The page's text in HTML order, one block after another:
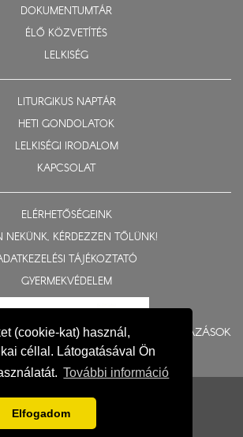
(cookie-kat) használ,
céllal. Látogatásával Ön
További információ
Elfogadom
DOKUMENTUMTÁR
ÉLŐ KÖZVETÍTÉS
LELKISÉG
LITURGIKUS NAPTÁR
HETI GONDOLATOK
LELKISÉGI IRODALOM
KAPCSOLAT
ELÉRHETŐSÉGEINK
NEKÜNK, KÉRDEZZEN TŐLÜNK!
TÁJÉKOZTATÓ
GYERMEKVÉDELEM
BERUHÁZÁSOK
Impresszum